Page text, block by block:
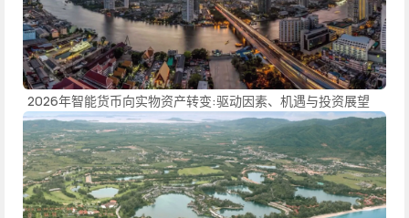
2026年智能货币向实物资产转变:驱动因素、机遇与投资展望